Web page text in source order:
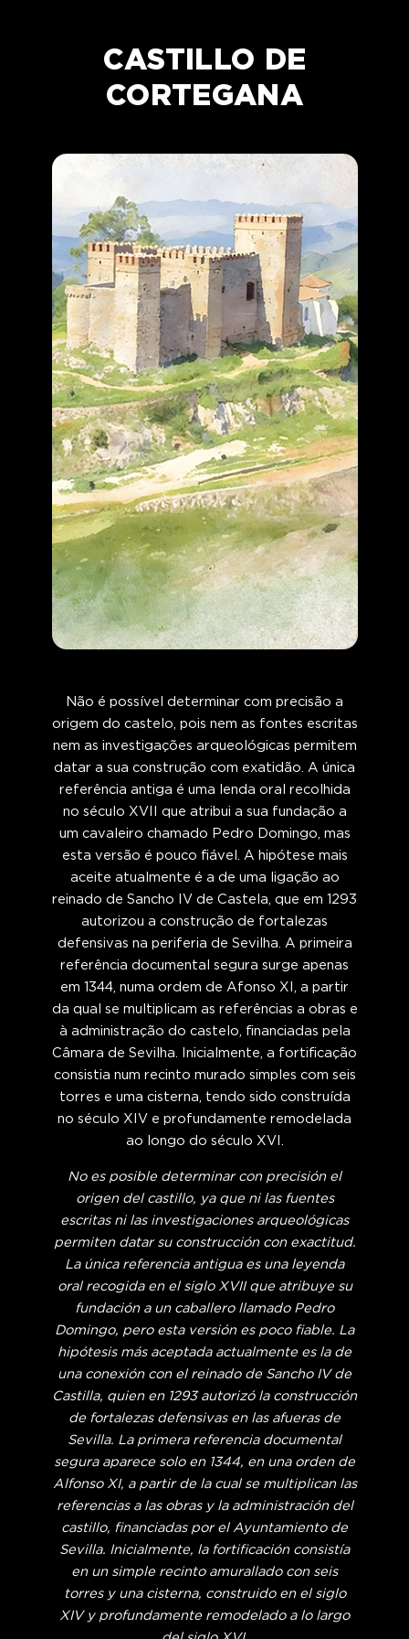
CASTILLO DE
CORTEGANA
Não é possível determinar com precisão a
origem do castelo, pois nem as fontes escritas
nem as investigações arqueológicas permitem
datar a sua construção com exatidão. A única
referência antiga é uma lenda oral recolhida
no século XVII que atribui a sua fundação a
um cavaleiro chamado Pedro Domingo, mas
esta versão é pouco fiável. A hipótese mais
aceite atualmente é a de uma ligação ao
reinado de Sancho IV de Castela, que em 1293
autorizou a construção de fortalezas
defensivas na periferia de Sevilha. A primeira
referência documental segura surge apenas
em 1344, numa ordem de Afonso XI, a partir
da qual se multiplicam as referências a obras e
à administração do castelo, financiadas pela
Câmara de Sevilha. Inicialmente, a fortificação
consistia num recinto murado simples com seis
torres e uma cisterna, tendo sido construída
no século XIV e profundamente remodelada
ao longo do século XVI.
No es posible determinar con precisión el
origen del castillo, ya que ni las fuentes
escritas ni las investigaciones arqueológicas
permiten datar su construcción con exactitud.
La única referencia antigua es una leyenda
oral recogida en el siglo XVII que atribuye su
fundación a un caballero llamado Pedro
Domingo, pero esta versión es poco fiable. La
hipótesis más aceptada actualmente es la de
una conexión con el reinado de Sancho IV de
Castilla, quien en 1293 autorizó la construcción
de fortalezas defensivas en las afueras de
Sevilla. La primera referencia documental
segura aparece solo en 1344, en una orden de
Alfonso XI, a partir de la cual se multiplican las
referencias a las obras y la administración del
castillo, financiadas por el Ayuntamiento de
Sevilla. Inicialmente, la fortificación consistía
en un simple recinto amurallado con seis
torres y una cisterna, construido en el siglo
XIV y profundamente remodelado a lo largo